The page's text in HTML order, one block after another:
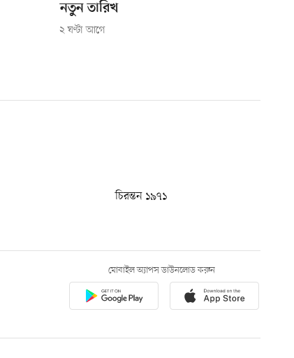
নতুন তারিখ
২ ঘণ্টা আগে
চিরন্তন ১৯৭১
মোবাইল অ্যাপস ডাউনলোড করুন